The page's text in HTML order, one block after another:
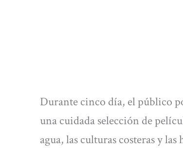
Durante cinco día, el público
una cuidada selección de
agua, las culturas costeras y